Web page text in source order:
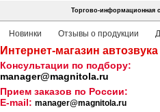
Торгово-информационная
Новинки Отзывы о продукции
Интернет-магазин
Консультации по подбору:
manager@magnitola.ru
Прием заказов по России:
E-mail: manager@magnitola.ru